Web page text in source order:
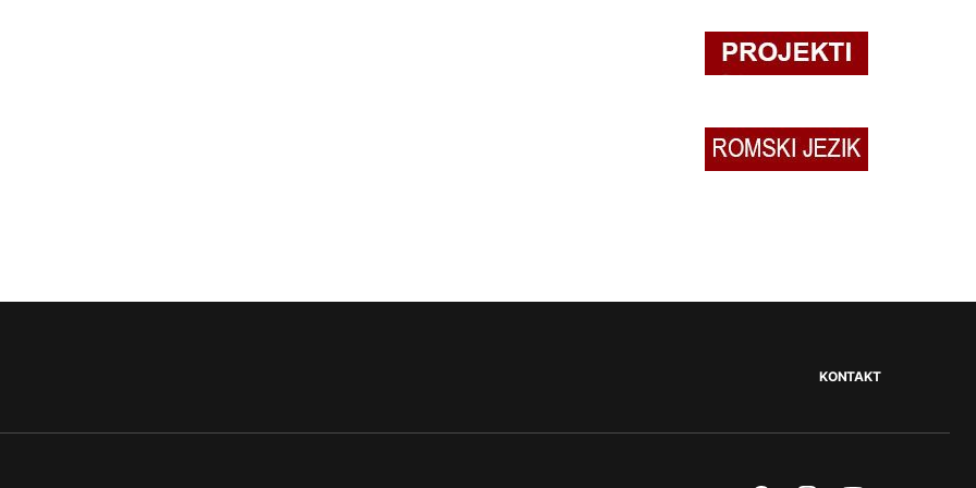
KONTAKT